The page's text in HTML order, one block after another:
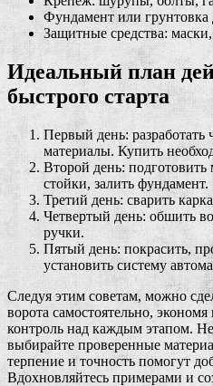
Фундамент или грунтовка
Защитные средства:
Идеальный план
быстрого старта
Первый день: разработать
материалы. Купить
Второй день:
стойки, залить фундамент.
Третий день: сварить
Четвертый день: обшить
ручки.
Пятый день: покрасить,
установить систему
Следуя этим советам, можно
ворота самостоятельно,
контроль над каждым этапом.
выбирайте проверенные
терпение и точность помогут
Вдохновляйтесь примерами и